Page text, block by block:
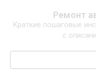
контенту
Ремонт
Краткие пошаговые
с
Поиск: